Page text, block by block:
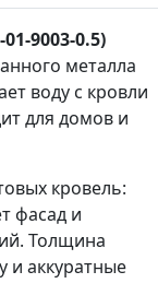
9003-0.5)
металла
воду с кровли
для домов и
кровель:
фасад и
Толщина
и аккуратные